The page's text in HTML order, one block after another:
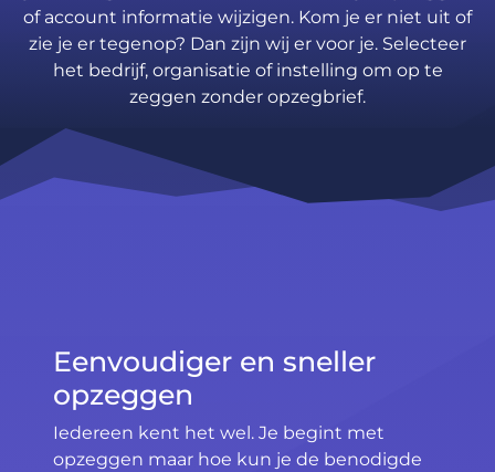
of account informatie wijzigen. Kom je er niet uit of
zie je er tegenop? Dan zijn wij er voor je. Selecteer
het bedrijf, organisatie of instelling om op te
zeggen zonder opzegbrief.
Eenvoudiger en sneller
opzeggen
Iedereen kent het wel. Je begint met
opzeggen maar hoe kun je de benodigde